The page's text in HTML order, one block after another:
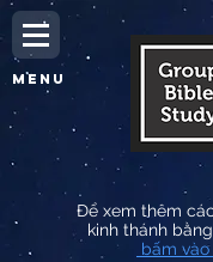
MENU
Để xem thêm
kinh thánh
bấm vào